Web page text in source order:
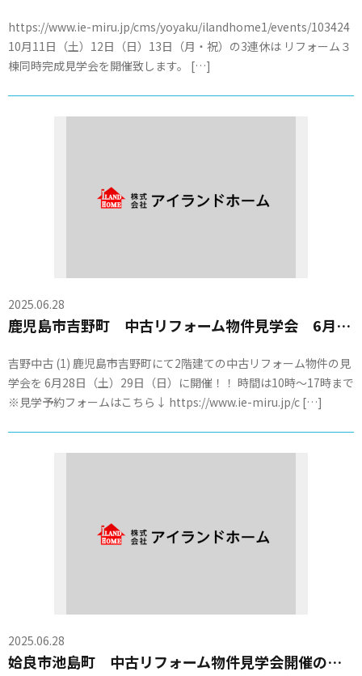
https://www.ie-miru.jp/cms/yoyaku/ilandhome1/events/103424
10月11日（土）12日（日）13日（月・祝）の3連休は リフォーム３
棟同時完成見学会を開催致します。 […]
2025.06.28
鹿児島市吉野町 中古リフォーム物件見学会 6月28日・29日に開催！！
吉野中古 (1) 鹿児島市吉野町にて2階建ての中古リフォーム物件の見
学会を 6月28日（土）29日（日）に開催！！ 時間は10時～17時まで
※見学予約フォームはこちら↓ https://www.ie-miru.jp/c […]
2025.06.28
姶良市池島町 中古リフォーム物件見学会開催のおしらせ